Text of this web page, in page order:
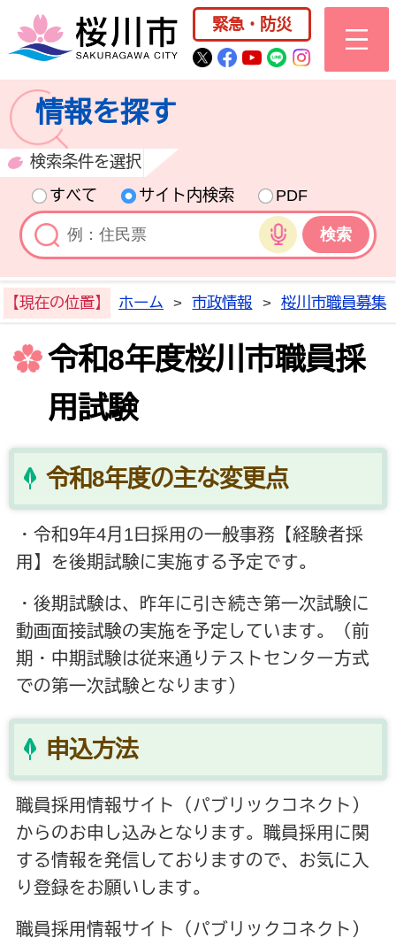
桜川市公式ホー
緊急・防災
桜川市公式Twitter
桜川市公式
桜川市公式
桜川市公式
情報を探す
検索条件を選択
すべて
サイト内検索
PDF
音声検索
【現在の位置】 ホーム > 市政情報 > 桜川市職員募集
令和8年度桜川市職員採
用試験
令和8年度の主な変更点
・令和9年4月1日採用の一般事務【経験者採
用】を後期試験に実施する予定です。
・後期試験は、昨年に引き続き第一次試験に
動画面接試験の実施を予定しています。（前
期・中期試験は従来通りテストセンター方式
での第一次試験となります）
申込方法
職員採用情報サイト（パブリックコネクト）
からのお申し込みとなります。職員採用に関
する情報を発信しておりますので、お気に入
り登録をお願いします。
職員採用情報サイト（パブリックコネクト）